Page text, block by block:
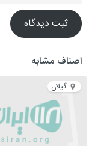
ثبت دیدگاه
اصناف مشابه
گیلان